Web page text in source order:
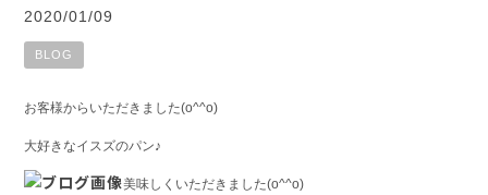
2020/01/09
BLOG
お客様からいただきました(o^^o)
大好きなイスズのパン♪
美味しくいただきました(o^^o)